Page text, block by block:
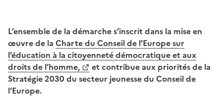
L’ensemble de la démarche s’inscrit dans la mise en
œuvre de la Charte du Conseil de l’Europe sur
l’éducation à la citoyenneté démocratique et aux
droits de l’homme,
et contribue aux priorités de la
Stratégie 2030 du secteur jeunesse du Conseil de
l’Europe.